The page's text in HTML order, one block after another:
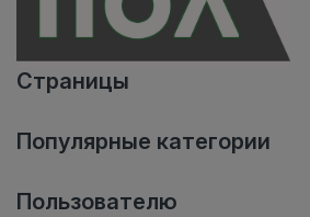
Страницы
Популярные категории
Пользователю